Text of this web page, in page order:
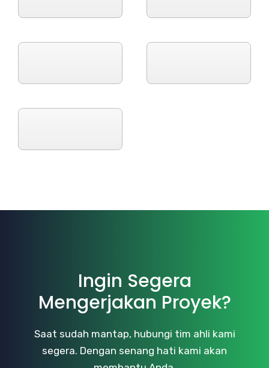
Ingin Segera
Mengerjakan Proyek?
Saat sudah mantap, hubungi tim ahli kami
segera. Dengan senang hati kami akan